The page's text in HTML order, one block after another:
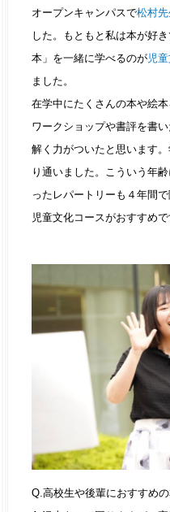
オープンキャンパスで松村
した。もともと私は本が好
本」を一緒に学べるのが児
ました。
在学中にたくさんの本や絵本
ワークショップや書評を書
解く力がついたと思います
り通いました。こういう年
ったレパートリーも４年間
児童文化コースがおすすめで
Q.高校生や後輩におすすめの